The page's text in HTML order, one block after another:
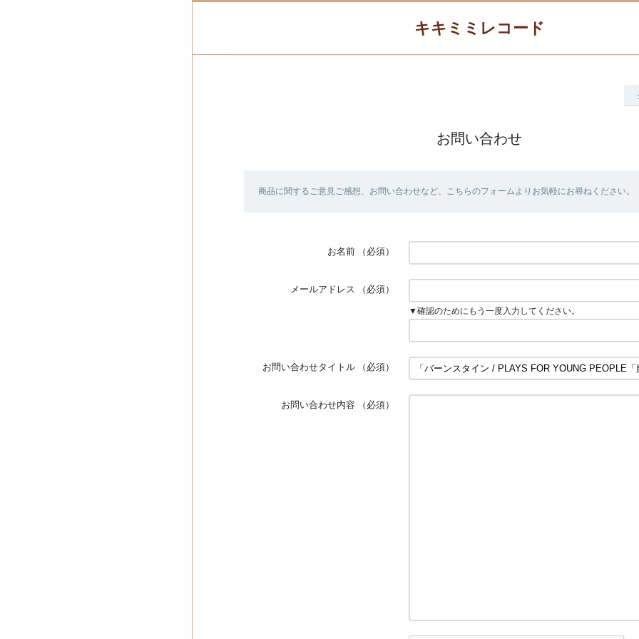
キキミミレコード
お問い合わせ
商品に関するご意見ご感想、お問い合わせなど、こちらのフォームよりお気軽にお尋ねください。
お名前 （必須）
メールアドレス （必須）
▼確認のためにもう一度入力してください。
お問い合わせタイトル （必須）
お問い合わせ内容 （必須）